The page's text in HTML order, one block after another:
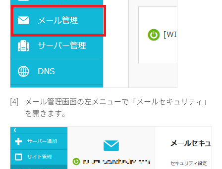
[4]
メール管理画面の左メニューで「メールセキュリティ」
を開きます。